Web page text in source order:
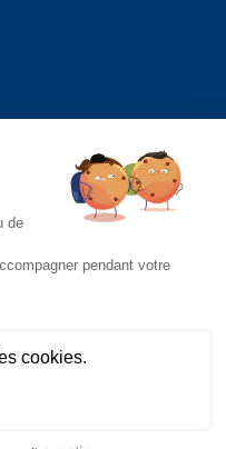
de
pendant votre
cookies.